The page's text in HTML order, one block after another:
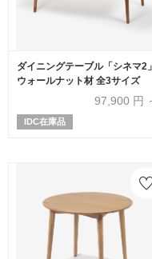
ダイニングテーブル「シネマ2」
ウォールナット材 全3サイズ
97,900 円
IDC在庫品